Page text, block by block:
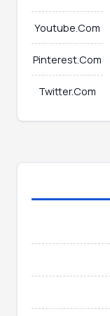
Youtube.Com
Pinterest.Com
Twitter.Com